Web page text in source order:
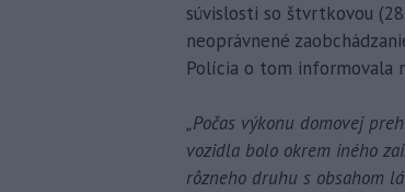
súvislosti so štvrtkovou
neoprávnené
Polícia o tom informovala
„Počas výkonu domovej
vozidla bolo okrem iného
rôzneho druhu s obsahom